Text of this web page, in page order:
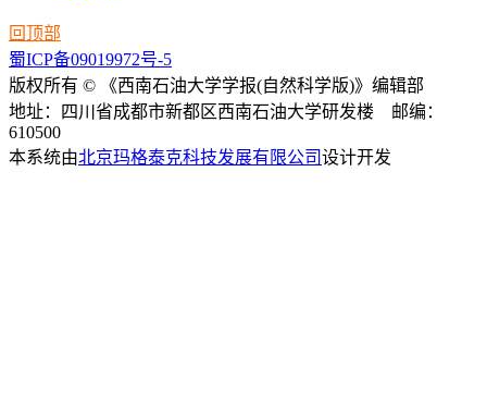
回顶部
蜀ICP备09019972号-5
版权所有 © 《西南石油大学学报(自然科学版)》编辑部
地址：四川省成都市新都区西南石油大学研发楼 邮编：
610500
本系统由北京玛格泰克科技发展有限公司设计开发